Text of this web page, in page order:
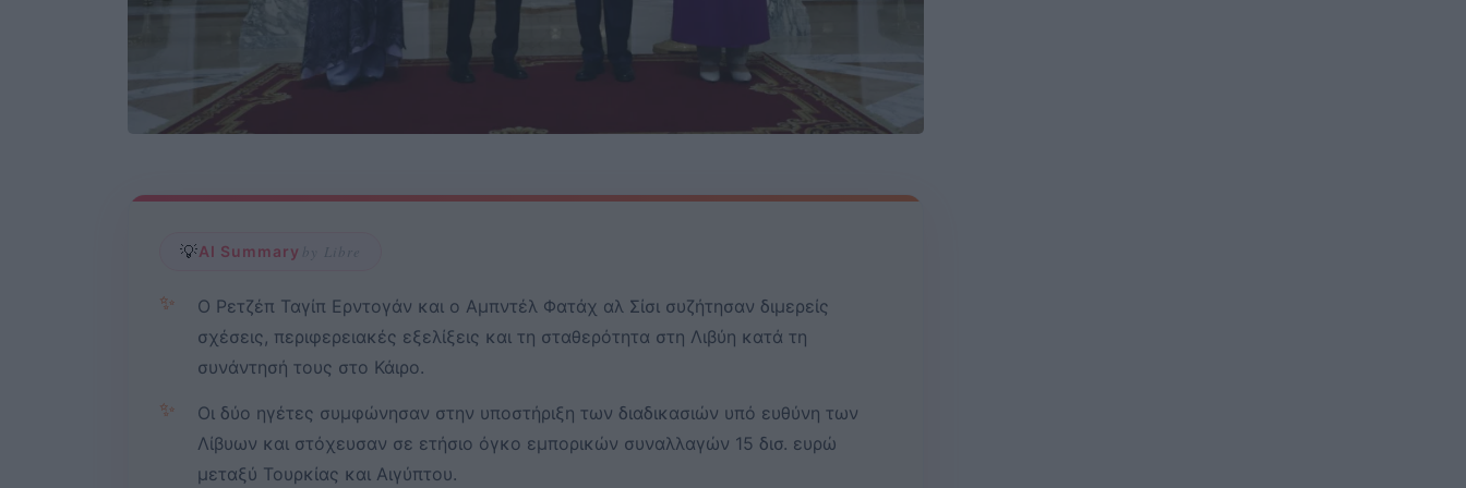
💡AI Summary by Libre
✨
Ο Ρετζέπ Ταγίπ Ερντογάν και ο Αμπντέλ Φατάχ αλ Σίσι συζήτησαν διμερείς
σχέσεις, περιφερειακές εξελίξεις και τη σταθερότητα στη Λιβύη κατά τη
συνάντησή τους στο Κάιρο.
✨
Οι δύο ηγέτες συμφώνησαν στην υποστήριξη των διαδικασιών υπό ευθύνη των
Λίβυων και στόχευσαν σε ετήσιο όγκο εμπορικών συναλλαγών 15 δισ. ευρώ
μεταξύ Τουρκίας και Αιγύπτου.